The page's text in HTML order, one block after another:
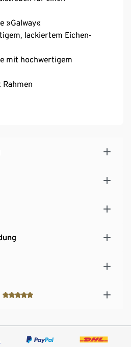
»Galway«
lackiertem Eichen-
mit hochwertigem
durch nach außen
und -beine